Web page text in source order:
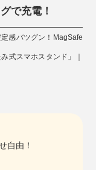
で充電！
感バツグン！MagSafe
式スマホスタンド」｜
自由！